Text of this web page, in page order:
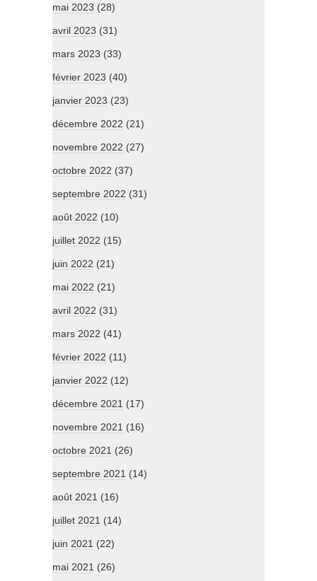
mai 2023 (28)
avril 2023 (31)
mars 2023 (33)
février 2023 (40)
janvier 2023 (23)
décembre 2022 (21)
novembre 2022 (27)
octobre 2022 (37)
septembre 2022 (31)
août 2022 (10)
juillet 2022 (15)
juin 2022 (21)
mai 2022 (21)
avril 2022 (31)
mars 2022 (41)
février 2022 (11)
janvier 2022 (12)
décembre 2021 (17)
novembre 2021 (16)
octobre 2021 (26)
septembre 2021 (14)
août 2021 (16)
juillet 2021 (14)
juin 2021 (22)
mai 2021 (26)